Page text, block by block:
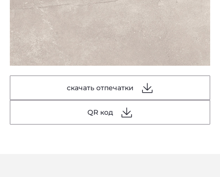
скачать отпечатки
QR код